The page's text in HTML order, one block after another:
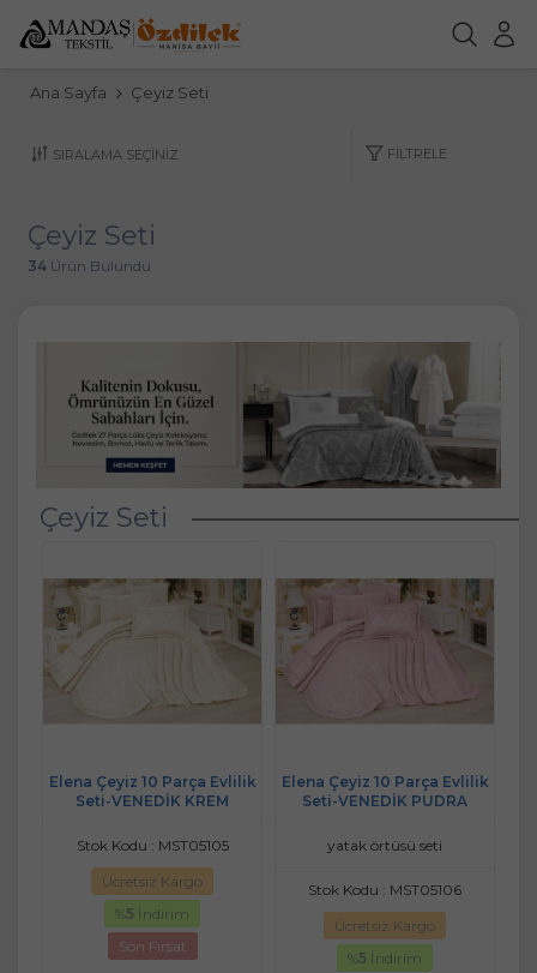
Ana Sayfa Çeyiz Seti
FILTRELE
Çeyiz Seti
34Ürün Bulundu
Çeyiz Seti
Elena Çeyiz 10 Parça Evlilik
Seti-VENEDİK KREM
Stok Kodu : MST05105
Ücretsiz Kargo
%5 İndirim
Son Fırsat
Elena Çeyiz 10 Parça Evlilik
Seti-VENEDİK PUDRA
yatak örtüsü seti
Stok Kodu : MST05106
Ücretsiz Kargo
%5 İndirim